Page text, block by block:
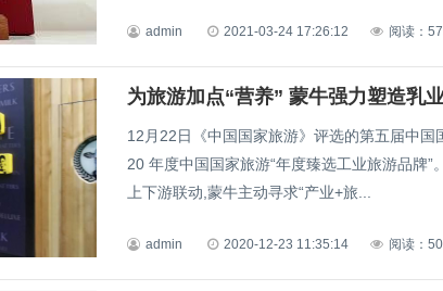
admin 2021-03-24 17:26:12 阅读：
为旅游加点“营养” 蒙牛强力塑造乳
12月22日《中国国家旅游》评选的第五届中
20 年度中国国家旅游“年度臻选工业旅游品牌
上下游联动,蒙牛主动寻求“产业+旅...
admin 2020-12-23 11:35:14 阅读：